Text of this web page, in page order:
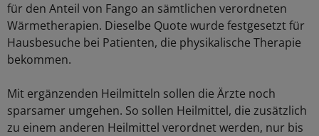
für den Anteil von Fango an sämtlichen verordneten
Wärmetherapien. Dieselbe Quote wurde festgesetzt für
Hausbesuche bei Patienten, die physikalische Therapie
bekommen.
Mit ergänzenden Heilmitteln sollen die Ärzte noch
sparsamer umgehen. So sollen Heilmittel, die zusätzlich
zu einem anderen Heilmittel verordnet werden, nur bis